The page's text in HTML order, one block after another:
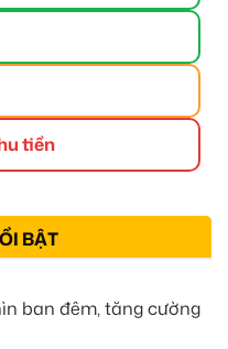
tiền
BẬT
ban đêm, tăng cường